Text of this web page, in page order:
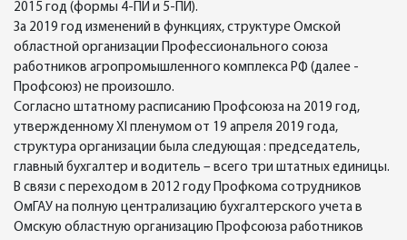
2015 год (формы 4-ПИ и 5-ПИ).
За 2019 год изменений в функциях, структуре Омской
областной организации Профессионального союза
работников агропромышленного комплекса РФ (далее -
Профсоюз) не произошло.
Согласно штатному расписанию Профсоюза на 2019 год,
утвержденному ХI пленумом от 19 апреля 2019 года,
структура организации была следующая : председатель,
главный бухгалтер и водитель – всего три штатных единицы.
В связи с переходом в 2012 году Профкома сотрудников
ОмГАУ на полную централизацию бухгалтерского учета в
Омскую областную организацию Профсоюза работников